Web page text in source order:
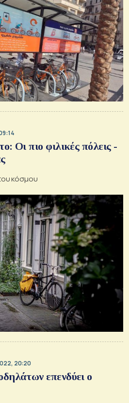
Οι πιο φιλικές πόλεις -
κόσμου
20:20
επενδύει ο